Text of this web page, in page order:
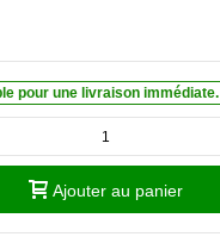
pour une livraison immédiate.
Ajouter au panier